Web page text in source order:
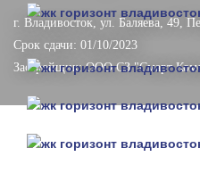
г. Владивосток, ул. Баляева, 49,
Срок сдачи: 01/10/2023
Застройщик:ООО СЗ "Смарт